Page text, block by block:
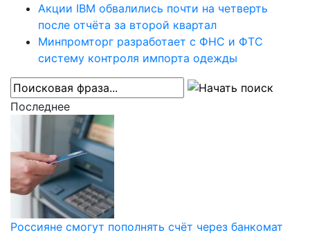
Акции IBM обвалились почти на четверть
после отчёта за второй квартал
Минпромторг разработает с ФНС и ФТС
систему контроля импорта одежды
Последнее
Россияне смогут пополнять счёт через банкомат